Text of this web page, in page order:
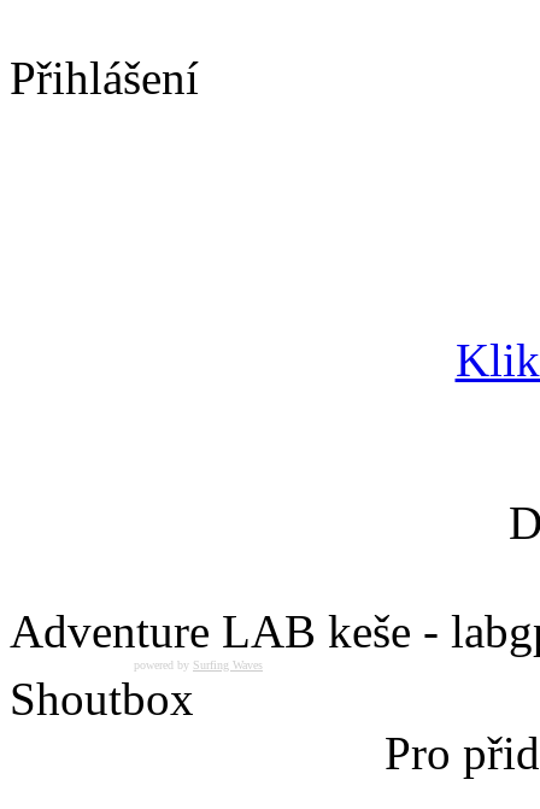
Přihlášení
Adventure LAB keše -
powered by Surfing Waves
Shoutbox
Pro